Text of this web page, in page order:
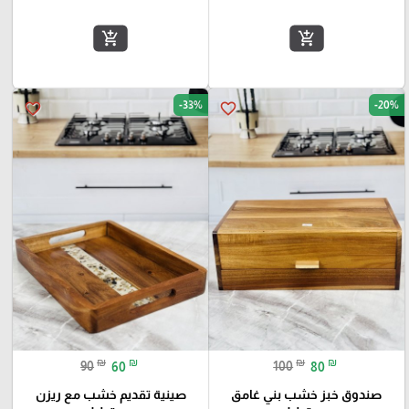
add_shopping_cart
add_shopping_cart
favorite_border -20%
100 ₪ 80 ₪
صندوق خبز خشب بني غامق
favorite_border -33%
90 ₪ 60 ₪
صينية تقديم خشب مع ريزن